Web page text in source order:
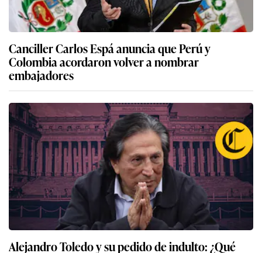
Canciller Carlos Espá anuncia que Perú y
Colombia acordaron volver a nombrar
embajadores
Alejandro Toledo y su pedido de indulto: ¿Qué